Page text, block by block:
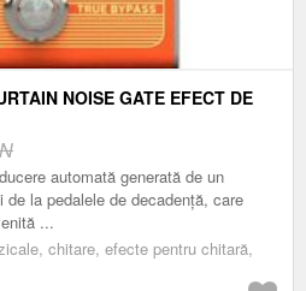
NOISE GATE EFECT DE
automată generată de un
la pedalele de decadență, care
...
chitare, efecte pentru chitară,